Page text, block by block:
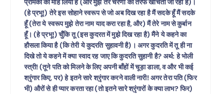
प्रेमिका को मोह लिया है (और मुझे तेरे चरणों की तरफ खींचती जा रही है)।
(हे प्रभू!) तेरे इस सोहाने स्वरूप से जो अब दिख रहा है मैं सदके हूँ मैं सदके
हूँ (तेरा ये स्वरूप मुझे तेरा नाम याद करा रहा है, और) मैं तेरे नाम से कुर्बान
हूँ। (हे प्रभू!) चुँकि तू (इस कुदरत में मुझे दिख रहा है) मैंने ये कहने का
हौसला किया है (कि तेरी ये कुदरति सुहावनी है)। अगर कुदरति में तू ही ना
दिखे तो ये कहने में क्या स्वाद रह जाए कि कुदरति सुहानी है? अर्थ: हे भोली
स्त्री! (तूने पति को मिलने के लिए अपनी बाँहों में चूड़ा डाला, व और भी कई
श्रृंगार किए, पर) हे इतने सारे श्रृंगार करने वाली नारी! अगर तेरा पति (फिर
भी) औरों से ही प्यार करता रहा (तो इतने सारे श्रृंगारों के क्या लाभ? फिर)